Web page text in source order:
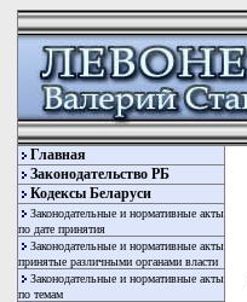
Главная
Законодательство РБ
Кодексы Беларуси
Законодательные и нормативные акты
по дате принятия
Законодательные и нормативные акты
принятые различными органами власти
Законодательные и нормативные акты
по темам